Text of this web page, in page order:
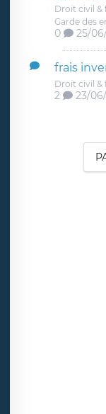
Droit civil &
Garde des
0 25/
frais
Droit civil &
2 23/